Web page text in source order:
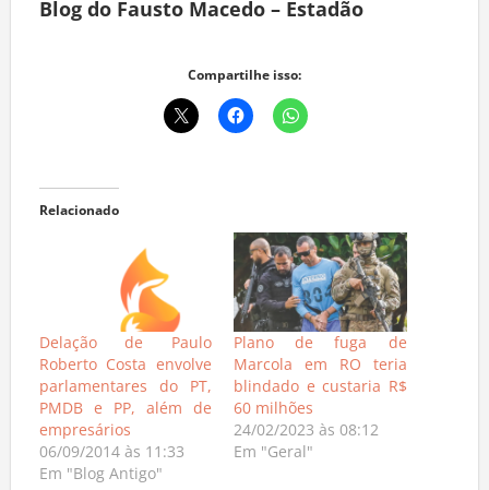
Blog do Fausto Macedo – Estadão
Compartilhe isso:
Relacionado
Delação de Paulo
Roberto Costa envolve
parlamentares do PT,
PMDB e PP, além de
empresários
06/09/2014 às 11:33
Em "Blog Antigo"
Plano de fuga de
Marcola em RO teria
blindado e custaria R$
60 milhões
24/02/2023 às 08:12
Em "Geral"